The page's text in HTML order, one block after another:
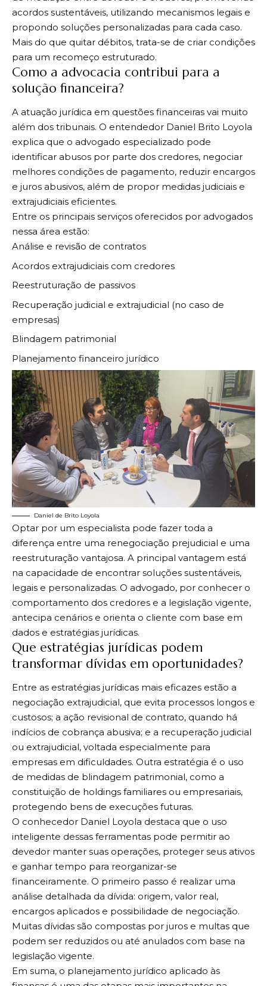
acordos sustentáveis, utilizando mecanismos legais e
propondo soluções personalizadas para cada caso.
Mais do que quitar débitos, trata-se de criar condições
para um recomeço estruturado.
Como a advocacia contribui para a
solução financeira?
A atuação jurídica em questões financeiras vai muito
além dos tribunais. O entendedor Daniel Brito Loyola
explica que o advogado especializado pode
identificar abusos por parte dos credores, negociar
melhores condições de pagamento, reduzir encargos
e juros abusivos, além de propor medidas judiciais e
extrajudiciais eficientes.
Entre os principais serviços oferecidos por advogados
nessa área estão:
Análise e revisão de contratos
Acordos extrajudiciais com credores
Reestruturação de passivos
Recuperação judicial e extrajudicial (no caso de
empresas)
Blindagem patrimonial
Planejamento financeiro jurídico
Daniel de Brito Loyola
Optar por um especialista pode fazer toda a
diferença entre uma renegociação prejudicial e uma
reestruturação vantajosa. A principal vantagem está
na capacidade de encontrar soluções sustentáveis,
legais e personalizadas. O advogado, por conhecer o
comportamento dos credores e a legislação vigente,
antecipa cenários e orienta o cliente com base em
dados e estratégias jurídicas.
Que estratégias jurídicas podem
transformar dívidas em oportunidades?
Entre as estratégias jurídicas mais eficazes estão a
negociação extrajudicial, que evita processos longos e
custosos; a ação revisional de contrato, quando há
indícios de cobrança abusiva; e a recuperação judicial
ou extrajudicial, voltada especialmente para
empresas em dificuldades. Outra estratégia é o uso
de medidas de blindagem patrimonial, como a
constituição de holdings familiares ou empresariais,
protegendo bens de execuções futuras.
O conhecedor Daniel Loyola destaca que o uso
inteligente dessas ferramentas pode permitir ao
devedor manter suas operações, proteger seus ativos
e ganhar tempo para reorganizar-se
financeiramente. O primeiro passo é realizar uma
análise detalhada da dívida: origem, valor real,
encargos aplicados e possibilidade de negociação.
Muitas dívidas são compostas por juros e multas que
podem ser reduzidos ou até anulados com base na
legislação vigente.
Em suma, o planejamento jurídico aplicado às